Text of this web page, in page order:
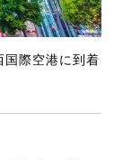
国際空港に到着